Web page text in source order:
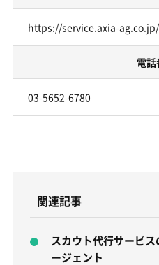
https://service.axia-ag.co.jp/
電話
03-5652-6780
関連記事
スカウト代行サービ
ージェント